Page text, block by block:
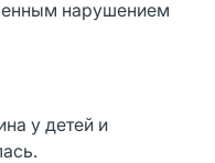
нарушением
у детей и